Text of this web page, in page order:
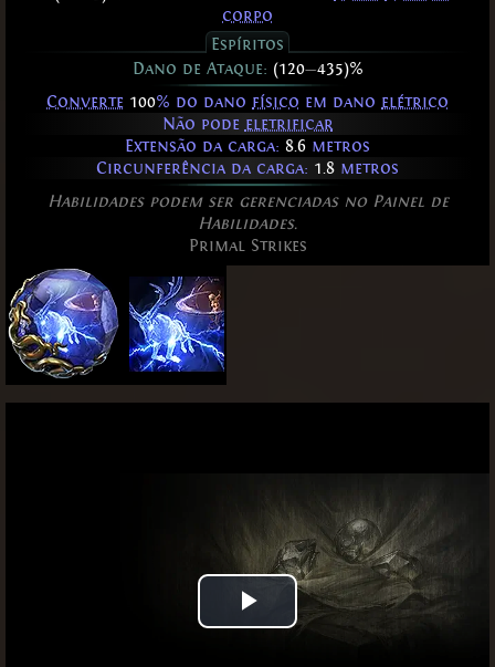
corpo
Espíritos
Dano de Ataque: (120—435)%
Converte 100% do dano físico em dano elétrico
Não pode eletrificar
Extensão da carga: 8.6 metros
Circunferência da carga: 1.8 metros
Habilidades podem ser gerenciadas no Painel de
Habilidades.
Primal Strikes
Play